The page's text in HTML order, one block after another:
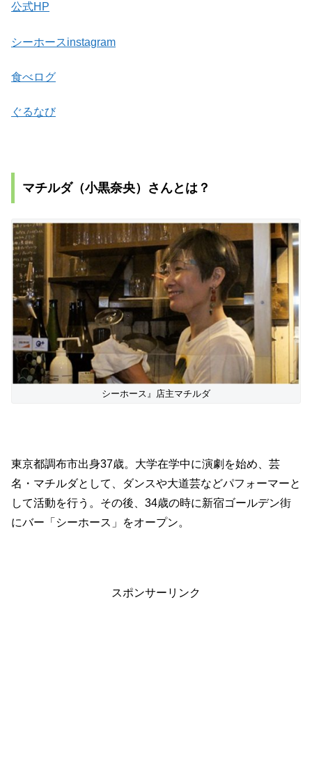
公式HP
シーホースinstagram
食べログ
ぐるなび
マチルダ（小黒奈央）さんとは？
シーホース』店主マチルダ
東京都調布市出身37歳。大学在学中に演劇を始め、芸
名・マチルダとして、ダンスや大道芸などパフォーマーと
して活動を行う。その後、34歳の時に新宿ゴールデン街
にバー「シーホース」をオープン。
スポンサーリンク